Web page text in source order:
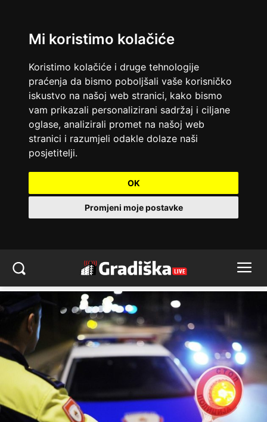
Mi koristimo kolačiće
Koristimo kolačiće i druge tehnologije
praćenja da bismo poboljšali vaše korisničko
iskustvo na našoj web stranici, kako bismo
vam prikazali personalizirani sadržaj i ciljane
oglase, analizirali promet na našoj web
stranici i razumjeli odakle dolaze naši
posjetitelji.
OK
Promjeni moje postavke